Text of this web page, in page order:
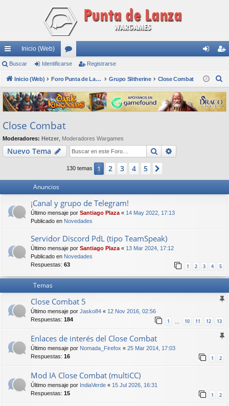
nl
ac
es
rá
pi
do
s
Inicio (Web)
or
os nti
fic
ar
ist
ra
rs
Buscar Identificarse Registrarse
Inicio (Web) Foro Punta de Lanza Wargames Grupo Slitherine Close Combat
s
c
Close Combat
Moderadores: Hetzer Moderadores Wargames
Nuevo Tema Buscar
130 temas 1 2 3 4 5
Anuncios
¡Canal y grupo de Telegram!
Último mensaje por Santiago Plaza « 14 May 2022, 17:13
Publicado en Novedades
Servidor Discord PdL (tipo TeamSpeak)
Último mensaje por Santiago Plaza « 13 Mar 2024, 17:12
Publicado en Novedades
Respuestas: 63 1 2 3 4 5
Temas
Close Combat 5
Último mensaje por Jasko84 « 12 Nov 2016, 02:56
Respuestas: 184 1 10 11 12 13
Enlaces de interés del Close Combat
Último mensaje por Nomada_Firefox « 25 Mar 2014, 17:03
Respuestas: 16 1 2
Mod IA Close Combat (multiCC)
Último mensaje por IndiaVerde « 15 Jul 2026, 16:31
Respuestas: 15 1 2